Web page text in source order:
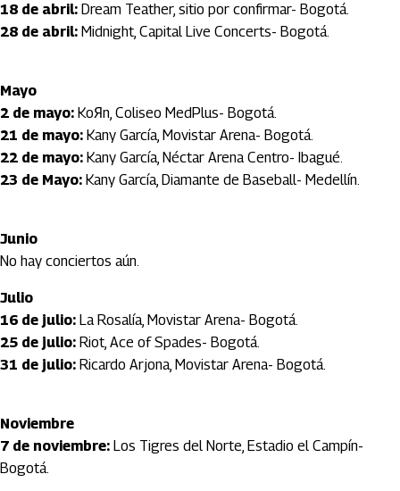
18 de abril: Dream Teather, sitio por confirmar- Bogotá.
28 de abril: Midnight, Capital Live Concerts- Bogotá.
Mayo
2 de mayo: KoЯn, Coliseo MedPlus- Bogotá.
21 de mayo: Kany García, Movistar Arena- Bogotá.
22 de mayo: Kany García, Néctar Arena Centro- Ibagué.
23 de Mayo: Kany García, Diamante de Baseball- Medellín.
Junio
No hay conciertos aún.
Julio
16 de julio: La Rosalía, Movistar Arena- Bogotá.
25 de julio: Riot, Ace of Spades- Bogotá.
31 de julio: Ricardo Arjona, Movistar Arena- Bogotá.
Noviembre
7 de noviembre: Los Tigres del Norte, Estadio el Campín-
Bogotá.